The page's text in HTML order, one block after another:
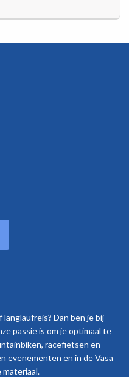
Dan ben je bij
passie is om je optimaal te
racefietsen en
evenementen en in de Vasa